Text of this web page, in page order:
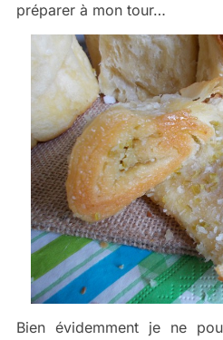
préparer à mon tour…
Bien évidemment je ne